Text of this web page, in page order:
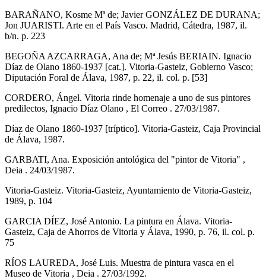
BARAÑANO, Kosme Mª de; Javier GONZÁLEZ DE DURANA;
Jon JUARISTI. Arte en el País Vasco. Madrid, Cátedra, 1987, il.
b/n. p. 223
BEGOÑA AZCARRAGA, Ana de; Mª Jesús BERIAIN. Ignacio
Díaz de Olano 1860-1937 [cat.]. Vitoria-Gasteiz, Gobierno Vasco;
Diputación Foral de Álava, 1987, p. 22, il. col. p. [53]
CORDERO, Ángel. Vitoria rinde homenaje a uno de sus pintores
predilectos, Ignacio Díaz Olano , El Correo . 27/03/1987.
Díaz de Olano 1860-1937 [tríptico]. Vitoria-Gasteiz, Caja Provincial
de Álava, 1987.
GARBATI, Ana. Exposición antológica del "pintor de Vitoria" ,
Deia . 24/03/1987.
Vitoria-Gasteiz. Vitoria-Gasteiz, Ayuntamiento de Vitoria-Gasteiz,
1989, p. 104
GARCIA DÍEZ, José Antonio. La pintura en Álava. Vitoria-
Gasteiz, Caja de Ahorros de Vitoria y Álava, 1990, p. 76, il. col. p.
75
RÍOS LAUREDA, José Luis. Muestra de pintura vasca en el
Museo de Vitoria , Deia . 27/03/1992.